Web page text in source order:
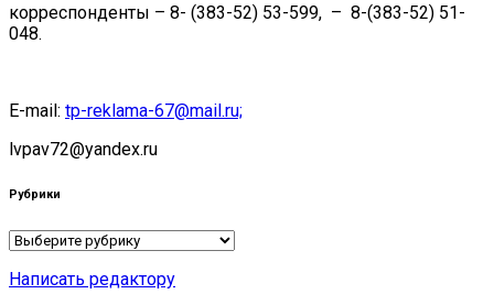
корреспонденты – 8- (383-52) 53-599, – 8-(383-52) 51-
048.
E-mail: tp-reklama-67@mail.ru;
lvpav72@yandex.ru
Рубрики
Рубрики
Написать редактору